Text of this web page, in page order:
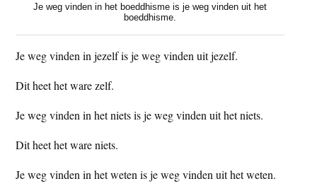
Je weg vinden in het boeddhisme is je weg vinden uit het
boeddhisme.
Je weg vinden in jezelf is je weg vinden uit jezelf.
Dit heet het ware zelf.
Je weg vinden in het niets is je weg vinden uit het niets.
Dit heet het ware niets.
Je weg vinden in het weten is je weg vinden uit het weten.